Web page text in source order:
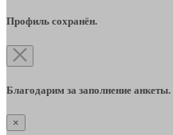
Профиль сохранён.
Благодарим за заполнение анкеты.
×